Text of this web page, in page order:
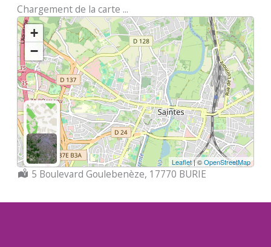
Chargement de la carte ...
+
−
Leaflet| ©OpenStreetMap
Localisation :
5 Boulevard Goulebenèze, 17770 BURIE